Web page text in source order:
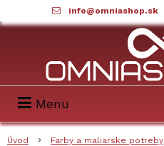
info@omniashop.sk
Menu
Úvod Farby a maliarske potreby